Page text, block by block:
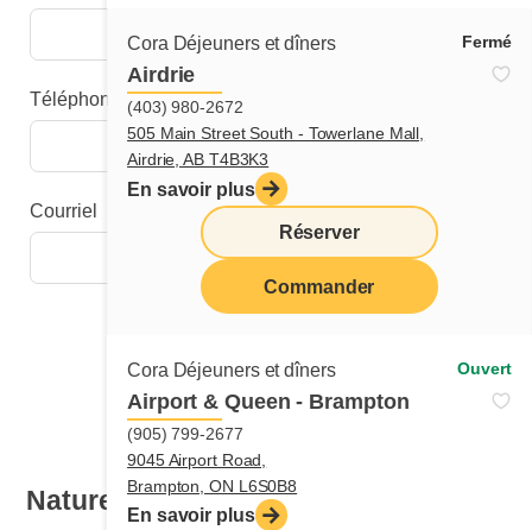
Cora Déjeuners et dîners Fermé
Airdrie
(403) 980-2672
505 Main Street South - Towerlane Mall,
Airdrie, AB T4B3K3
En savoir plus
Réserver
Commander
Cora Déjeuners et dîners Ouvert
Airport & Queen - Brampton
(905) 799-2677
9045 Airport Road,
Brampton, ON L6S0B8
En savoir plus
Téléphone
Courriel
Nature du travail